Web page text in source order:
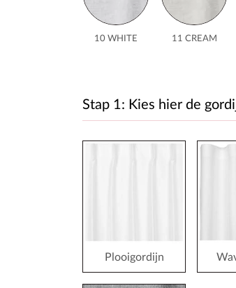
10 WHITE 11 CREAM
Stap 1: Kies hier de
Plooigordijn